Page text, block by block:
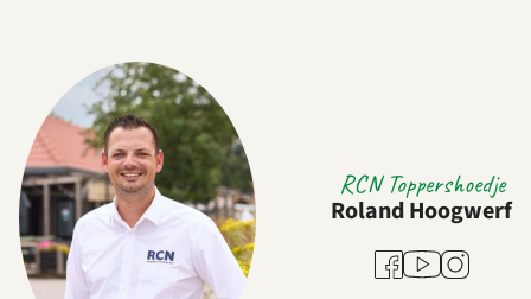
RCN Toppershoedje
Roland Hoogwerf
Facebook
YoutubeInstagram